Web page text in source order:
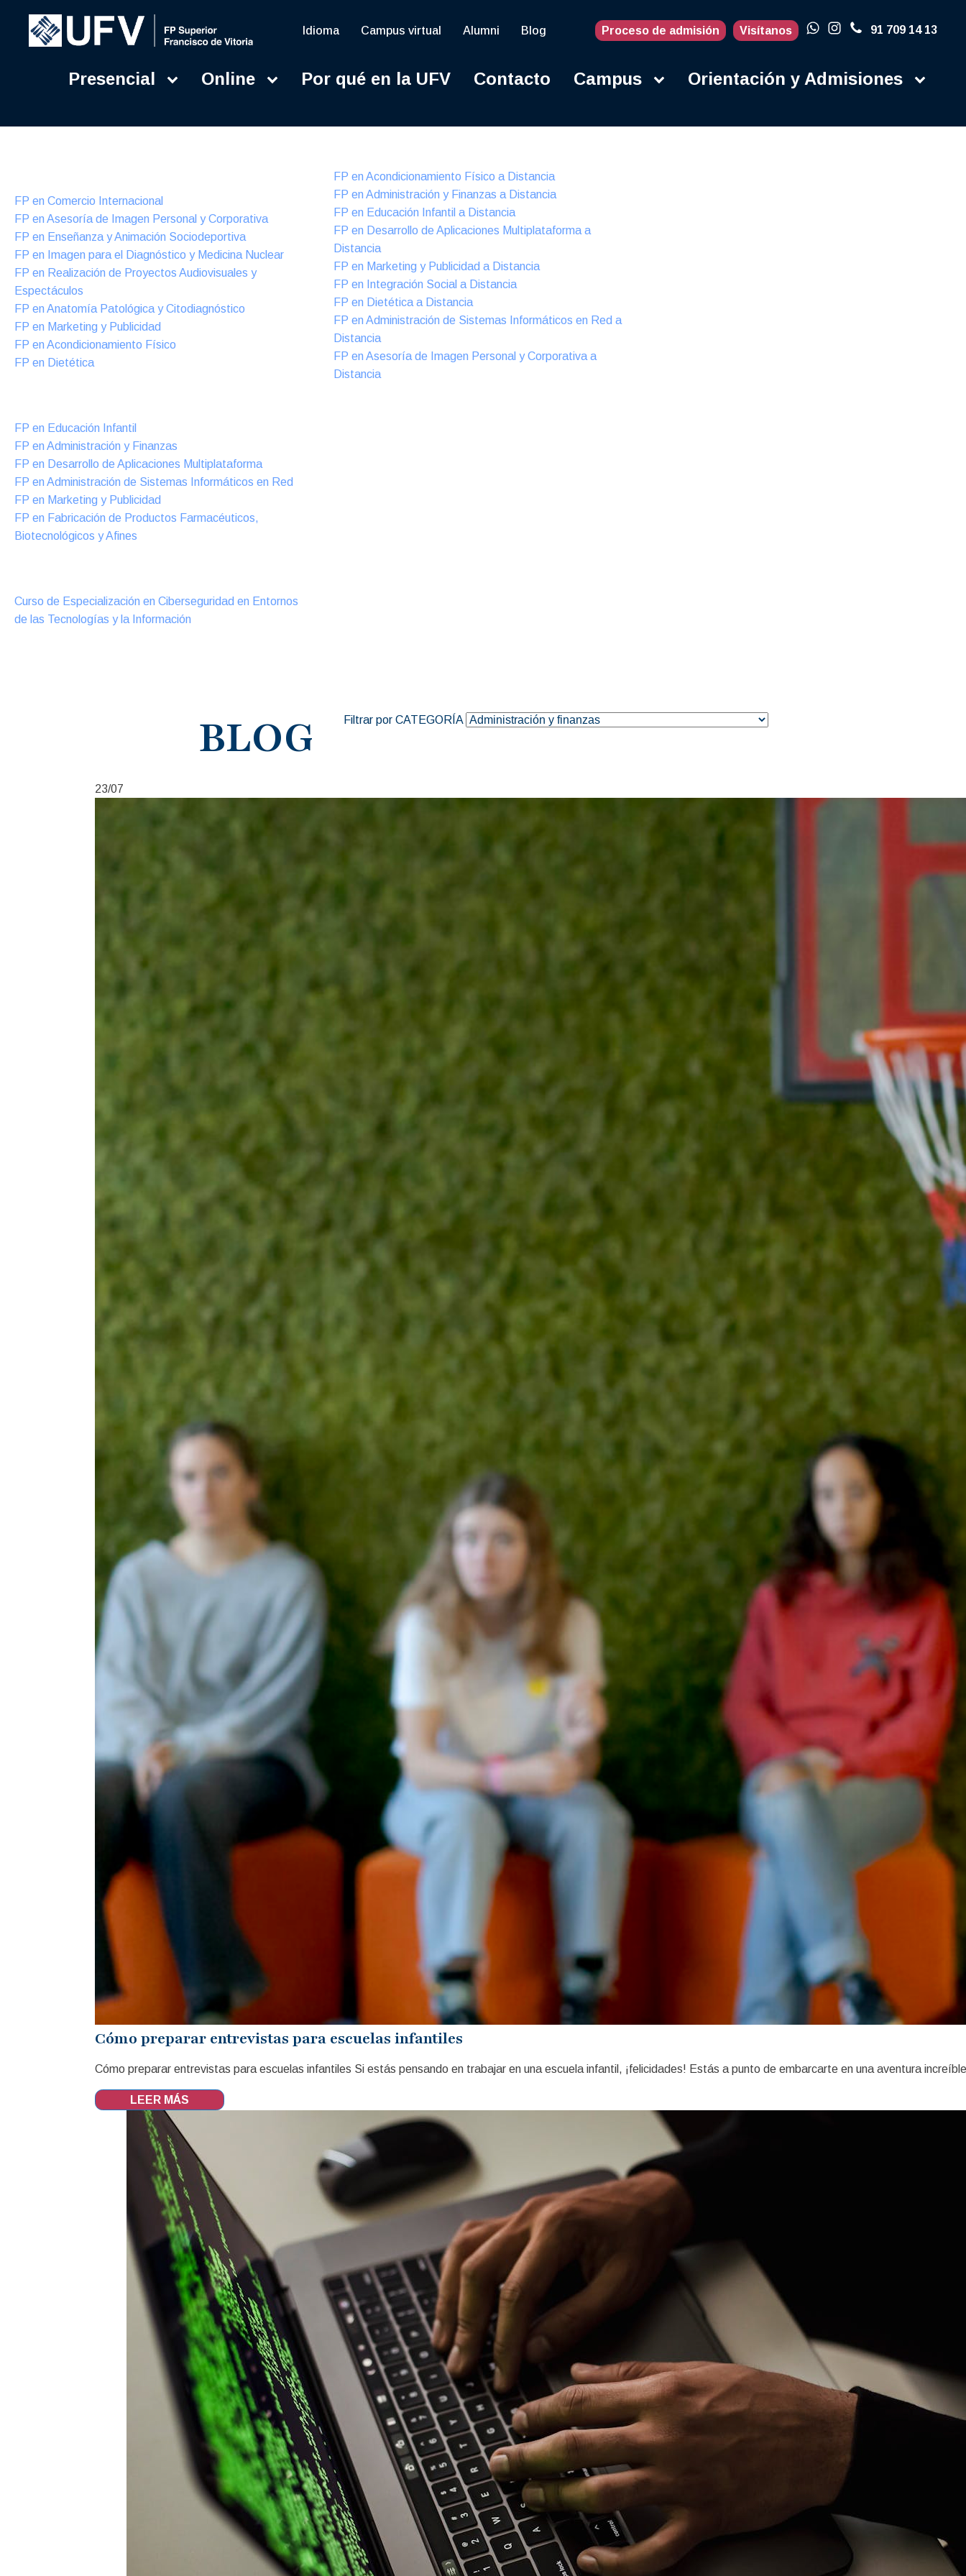
Idioma Campus virtual Alumni Blog Proceso de admisión Visítanos 91 709 14 13
Presencial Online Por qué en la UFV Contacto Campus Orientación y Admisiones
Presencial
FP en Comercio Internacional
FP en Asesoría de Imagen Personal y Corporativa
FP en Enseñanza y Animación Sociodeportiva
FP en Imagen para el Diagnóstico y Medicina Nuclear
FP en Realización de Proyectos Audiovisuales y
Espectáculos
FP en Anatomía Patológica y Citodiagnóstico
FP en Marketing y Publicidad
FP en Acondicionamiento Físico
FP en Dietética
FP en Educación Infantil
FP en Administración y Finanzas
FP en Desarrollo de Aplicaciones Multiplataforma
FP en Administración de Sistemas Informáticos en Red
FP en Marketing y Publicidad
FP en Fabricación de Productos Farmacéuticos,
Biotecnológicos y Afines
Curso de Especialización en Ciberseguridad en Entornos
de las Tecnologías y la Información
Online
FP en Acondicionamiento Físico a Distancia
FP en Administración y Finanzas a Distancia
FP en Educación Infantil a Distancia
FP en Desarrollo de Aplicaciones Multiplataforma a
Distancia
FP en Marketing y Publicidad a Distancia
FP en Integración Social a Distancia
FP en Dietética a Distancia
FP en Administración de Sistemas Informáticos en Red a
Distancia
FP en Asesoría de Imagen Personal y Corporativa a
Distancia
BLOG Filtrar por CATEGORÍA
23/07
Cómo preparar entrevistas para escuelas infantiles
Cómo preparar entrevistas para escuelas infantiles Si estás pensando en trabajar en una escuela infantil, ¡felicidades! Estás a punto de embarcarte en una aventura
LEER MÁS